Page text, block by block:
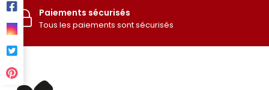
Paiements sécurisés
Tous les paiements sont sécurisés